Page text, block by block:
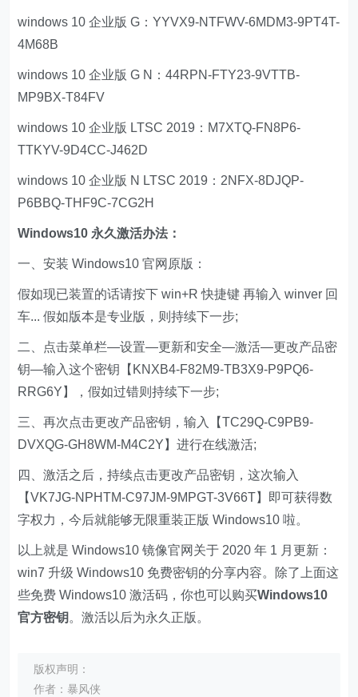
windows 10 企业版 G：YYVX9-NTFWV-6MDM3-9PT4T-
4M68B
windows 10 企业版 G N：44RPN-FTY23-9VTTB-
MP9BX-T84FV
windows 10 企业版 LTSC 2019：M7XTQ-FN8P6-
TTKYV-9D4CC-J462D
windows 10 企业版 N LTSC 2019：2NFX-8DJQP-
P6BBQ-THF9C-7CG2H
Windows10 永久激活办法：
一、安装 Windows10 官网原版：
假如现已装置的话请按下 win+R 快捷键 再输入 winver 回
车... 假如版本是专业版，则持续下一步;
二、点击菜单栏—设置—更新和安全—激活—更改产品密
钥—输入这个密钥【KNXB4-F82M9-TB3X9-P9PQ6-
RRG6Y】，假如过错则持续下一步;
三、再次点击更改产品密钥，输入【TC29Q-C9PB9-
DVXQG-GH8WM-M4C2Y】进行在线激活;
四、激活之后，持续点击更改产品密钥，这次输入
【VK7JG-NPHTM-C97JM-9MPGT-3V66T】即可获得数
字权力，今后就能够无限重装正版 Windows10 啦。
以上就是 Windows10 镜像官网关于 2020 年 1 月更新：
win7 升级 Windows10 免费密钥的分享内容。除了上面这
些免费 Windows10 激活码，你也可以购买Windows10
官方密钥 。激活以后为永久正版。
版权声明：
作者：暴风侠